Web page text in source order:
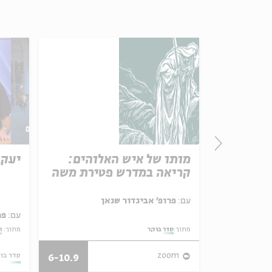
עם:
מתוך:
סדר
מותו של איש האלוהים:
קריאה במדרש פטירת משה
עם:
מתוך:סדר בוקר
zoom
6-10.9